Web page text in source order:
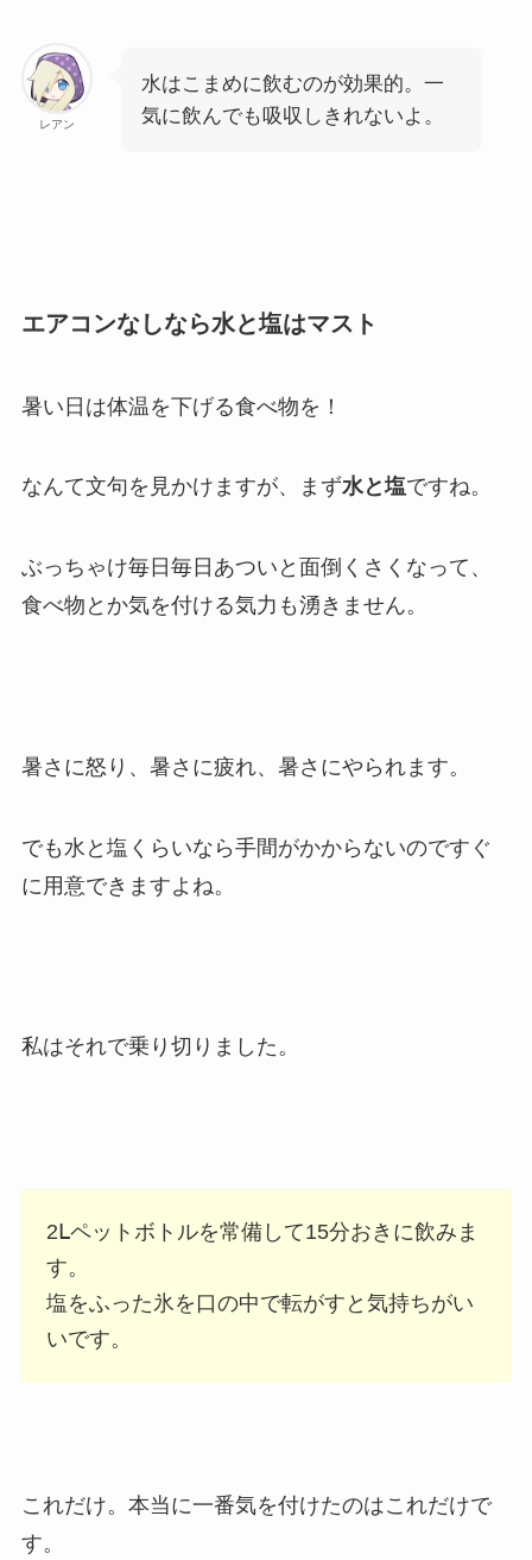
レアン
水はこまめに飲むのが効果的。一
気に飲んでも吸収しきれないよ。
エアコンなしなら水と塩はマスト
暑い日は体温を下げる食べ物を！
なんて文句を見かけますが、まず水と塩ですね。
ぶっちゃけ毎日毎日あついと面倒くさくなって、
食べ物とか気を付ける気力も湧きません。
暑さに怒り、暑さに疲れ、暑さにやられます。
でも水と塩くらいなら手間がかからないのですぐ
に用意できますよね。
私はそれで乗り切りました。
2Ⅼペットボトルを常備して15分おきに飲みま
す。
塩をふった氷を口の中で転がすと気持ちがい
いです。
これだけ。本当に一番気を付けたのはこれだけで
す。